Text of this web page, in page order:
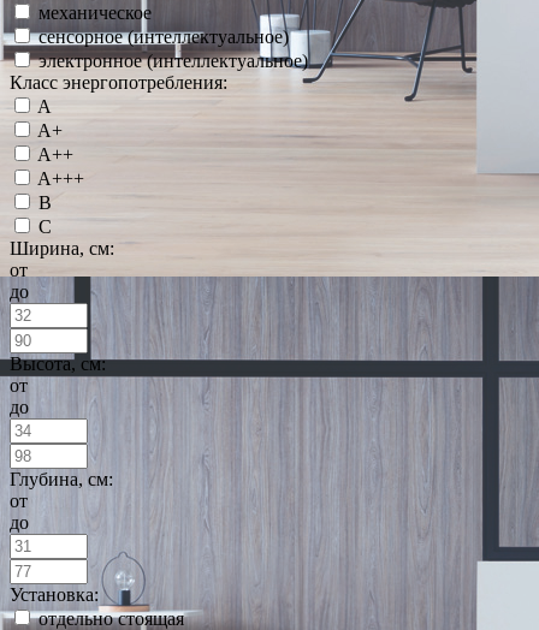
механическое
сенсорное (интеллектуальное)
электронное (интеллектуальное)
Класс энергопотребления:
A
A+
A++
A+++
B
C
Ширина, см:
от
до
Высота, см:
от
до
Глубина, см:
от
до
Установка:
отдельно стоящая